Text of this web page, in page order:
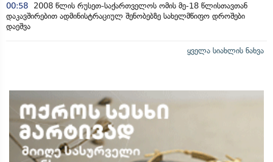
00:58
2008 წლის რუსეთ-საქართველოს ომის მე-18 წლისთავთან
დაკავშირებით ადმინისტრაციულ შენობებზე სახელმწიფო დროშები
დაეშვა
ყველა სიახლის ნახვა